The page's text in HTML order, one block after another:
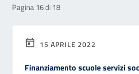
Pagina 16 di 18
15 APRILE 2022
Finanziamento scuole servizi